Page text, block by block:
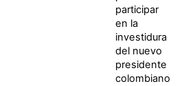
participar
en la
investidura
del nuevo
presidente
colombiano